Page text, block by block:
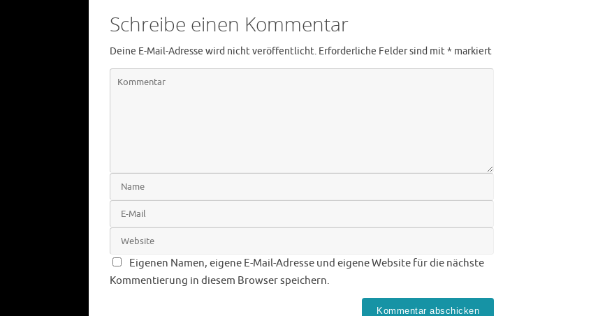
Schreibe einen Kommentar
Deine E-Mail-Adresse wird nicht veröffentlicht. Erforderliche Felder sind mit* markiert
Eigenen Namen, eigene E-Mail-Adresse und eigene Website für die nächste
Kommentierung in diesem Browser speichern.